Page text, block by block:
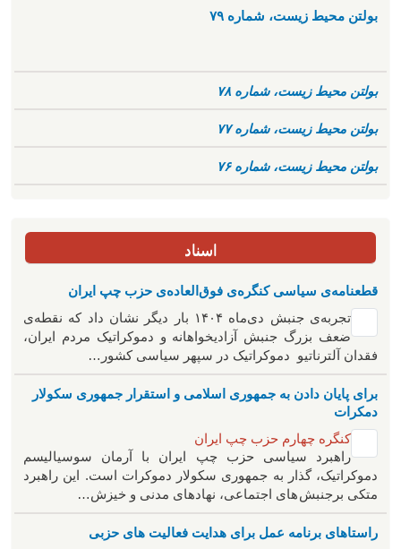
بولتن محیط زیست، شماره ۷۹
بولتن محیط زیست، شماره ۷۸
بولتن محیط زیست، شماره ۷۷
بولتن محیط زیست، شماره ۷۶
اسناد
قطعنامه‌ی سیاسی کنگره‌ی فوق‌العاده‌ی حزب چپ ایران
تجربه‌ی جنبش دی‌ماه ۱۴۰۴ بار دیگر نشان داد که نقطه‌ی
ضعف بزرگ جنبش آزادیخواهانه و دموکراتیک مردم ایران،
فقدان آلترناتیو دموکراتیک در سپهر سیاسی کشور…
برای پایان دادن به جمهوری اسلامی و استقرار جمهوری سکولار
دمکرات
کنگره چهارم حزب چپ ایران
راهبرد سياسی حزب چپ ایران با آرمان سوسیالیسم
دموکراتیک، گذار به جمهوری سکولار دموکرات است. این راهبرد
متکی برجنبش های اجتماعی، نهادهای مدنی و خیزش‌…
راستاهای برنامه عمل برای هدایت فعالیت های حزبی